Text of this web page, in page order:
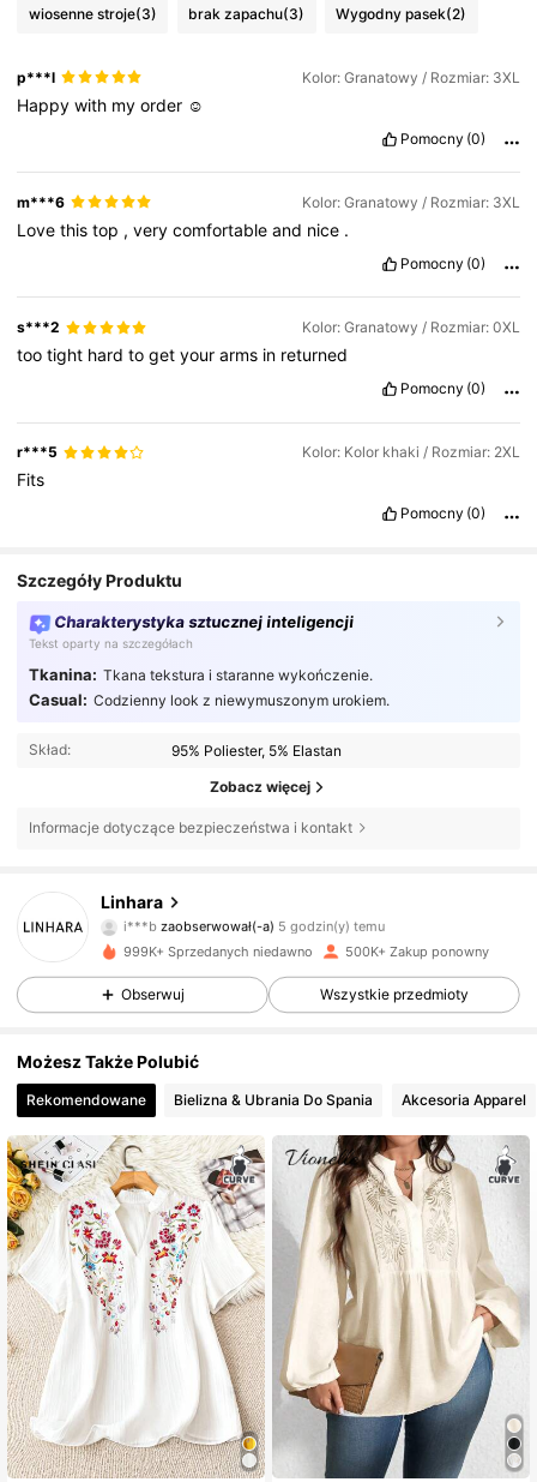
wiosenne stroje(3) brak zapachu(3) Wygodny pasek(2)
p***l Kolor: Granatowy / Rozmiar: 3XL
Happywith myorder ☺️
Pomocny (0)
m***6 Kolor: Granatowy / Rozmiar: 3XL
Lovethistop ,verycomfortableand nice .
Pomocny (0)
s***2 Kolor: Granatowy / Rozmiar: 0XL
tootight hardtogetyourarms in returned
Pomocny (0)
r***5 Kolor: Kolor khaki / Rozmiar: 2XL
Fits
Pomocny (0)
Szczegóły Produktu
Charakterystyka sztucznej inteligencji
Tekst oparty na szczegółach
Tkanina: Tkana tekstura i staranne wykończenie.
Casual: Codzienny look z niewymuszonym urokiem.
Skład: 95% Poliester, 5% Elastan
Zobacz więcej
Informacje dotyczące bezpieczeństwa i kontakt
Linhara
i***bzaobserwował(-a) 5 godzin(y) temu
m***o przegląda
157K Obserwujący
4,79 157K Obserwujący
4,79 157K Obserwujący
157K Obserwujący
4,79 157K Obserwujący
999K+ Sprzedanych niedawno 500K+ Zakup ponowny
Obserwuj Wszystkie przedmioty
Możesz Także Polubić
Rekomendowane Bielizna & Ubrania Do Spania Akcesoria Apparel